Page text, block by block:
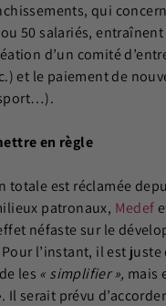
qui
ou 50 salariés,
d’un comité
et le paiement de
en règle
totale est réclamée
patronaux, Medef
néfaste sur le
l’instant, il est
les « simplifier », mais
. Il serait prévu